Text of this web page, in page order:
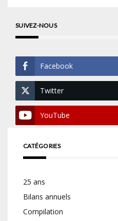
SUIVEZ-NOUS
Facebook
Twitter
YouTube
CATÉGORIES
25 ans
Bilans annuels
Compilation